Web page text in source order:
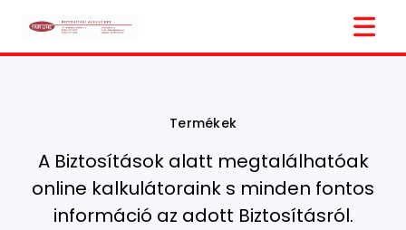
Termékek
A Biztosítások alatt megtalálhatóak
online kalkulátoraink s minden fontos
információ az adott Biztosításról.